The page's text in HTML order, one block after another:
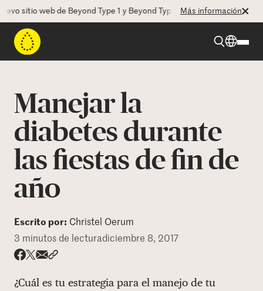
sitio web de Beyond Type 1 y Beyond Type 2! La CEO Deborah
Más información
Recursos
Programas
Quienes somos
DONAR
Manejar la
diabetes durante
las fiestas de fin de
año
Escrito por: Christel Oerum
3 minutos de lecturadiciembre 8, 2017
¿Cuál es tu estrategia para el manejo de tu